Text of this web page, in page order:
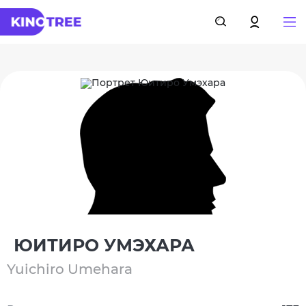
ЮИТИРО УМЭХАРА
Yuichiro Umehara